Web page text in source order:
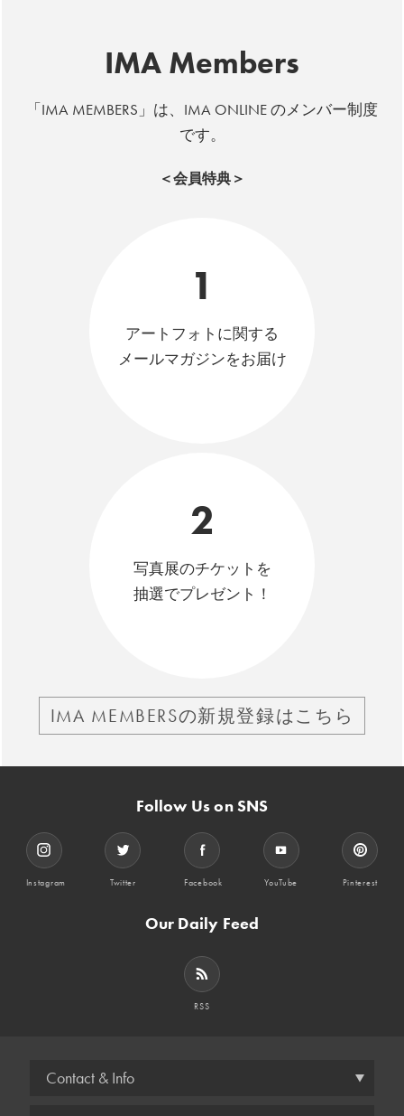
IMA Members
「IMA MEMBERS」は、IMA ONLINE のメンバー制度
です。
＜会員特典＞
1
アートフォトに関する
メールマガジンをお届け
2
写真展のチケットを
抽選でプレゼント！
IMA MEMBERSの新規登録はこちら
Follow Us on SNS
Instagram Twitter Facebook YouTube Pinterest
Our Daily Feed
RSS
Contact & Info